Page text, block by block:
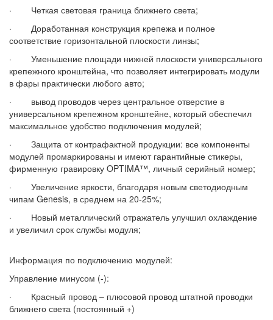
· Четкая световая граница ближнего света;
· Доработанная конструкция крепежа и полное
соответствие горизонтальной плоскости линзы;
· Уменьшение площади нижней плоскости универсального
крепежного кронштейна, что позволяет интегрировать модули
в фары практически любого авто;
· вывод проводов через центральное отверстие в
универсальном крепежном кронштейне, который обеспечил
максимальное удобство подключения модулей;
· Защита от контрафактной продукции: все компоненты
модулей промаркированы и имеют гарантийные стикеры,
фирменную гравировку OPTIMA™, личный серийный номер;
· Увеличение яркости, благодаря новым светодиодным
чипам Genesis, в среднем на 20-25%;
· Новый металлический отражатель улучшил охлаждение
и увеличил срок службы модуля;
Информация по подключению модулей:
Управление минусом (-):
· Красный провод – плюсовой провод штатной проводки
ближнего света (постоянный +)